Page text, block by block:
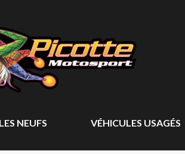
NEUFS VÉHICULES USAGÉS